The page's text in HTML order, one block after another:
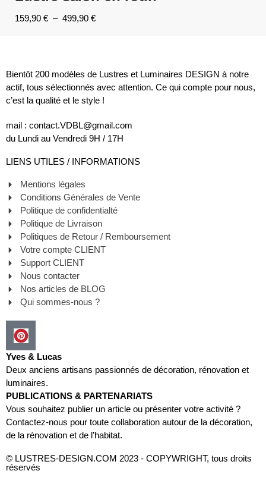
159,90 € – 499,90 €
Bientôt 200 modèles de Lustres et Luminaires DESIGN à notre
actif, tous sélectionnés avec attention. Ce qui compte pour nous,
c’est la qualité et le style !
mail : contact.VDBL@gmail.com
du Lundi au Vendredi 9H / 17H
LIENS UTILES / INFORMATIONS
Mentions légales
Conditions Générales de Vente
Politique de confidentialté
Politique de Livraison
Politiques de Retour / Remboursement
Votre compte CLIENT
Support CLIENT
Nous contacter
Nos articles de BLOG
Qui sommes-nous ?
Yves & Lucas
Deux anciens artisans passionnés de décoration, rénovation et
luminaires.
PUBLICATIONS & PARTENARIATS
Vous souhaitez publier un article ou présenter votre activité ?
Contactez-nous pour toute collaboration autour de la décoration,
de la rénovation et de l’habitat.
© LUSTRES-DESIGN.COM 2023 - COPYWRIGHT, tous droits
réservés